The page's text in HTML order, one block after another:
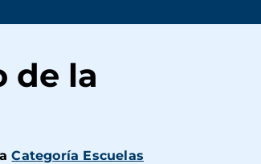
de la
Categoría Escuelas